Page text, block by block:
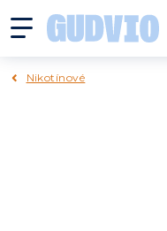
Nikotínové